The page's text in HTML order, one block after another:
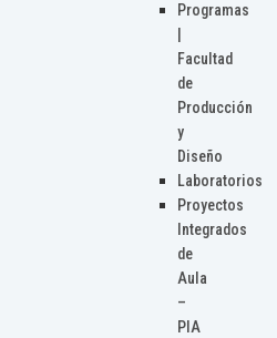
Programas
Facultad
de
Producción
y
Diseño
Laboratorios
Proyectos
Integrados
de
Aula
–
PIA